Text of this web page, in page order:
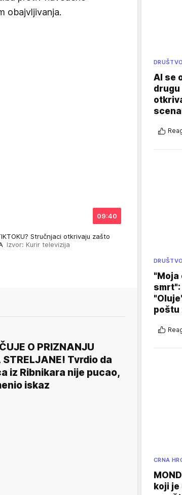
obajvljivanja.
09:40
Stručnjaci otkrivaju zašto
Izvor: Kurir televizija
O PRIZNANJU
Tvrdio da
iz Ribnikara nije pucao,
iskaz
DRUŠTVO
AI se
DRUŠTVO
"Moja
poštu
CRNA
koji je